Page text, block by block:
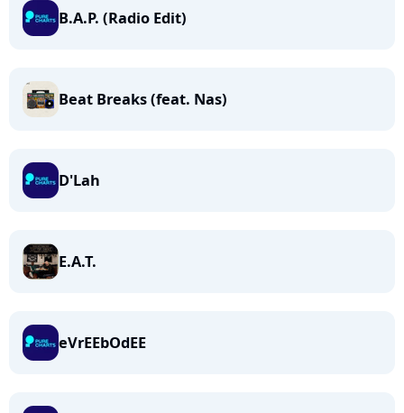
B.A.P. (Radio Edit)
Beat Breaks (feat. Nas)
D'Lah
E.A.T.
eVrEEbOdEE